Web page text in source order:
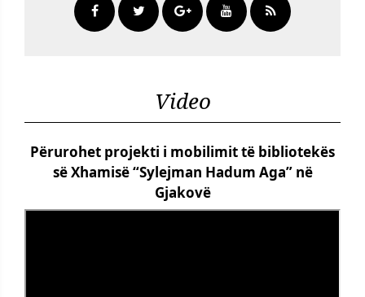
Video
Përurohet projekti i mobilimit të bibliotekës
së Xhamisë “Sylejman Hadum Aga” në
Gjakovë